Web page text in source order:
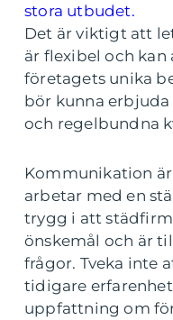
stora utbudet.
Det är viktigt att
är flexibel och kan
företagets unika
bör kunna
och regelbundna
Kommunikation
arbetar med en
trygg i att
önskemål och är
frågor. Tveka inte
tidigare
uppfattning om